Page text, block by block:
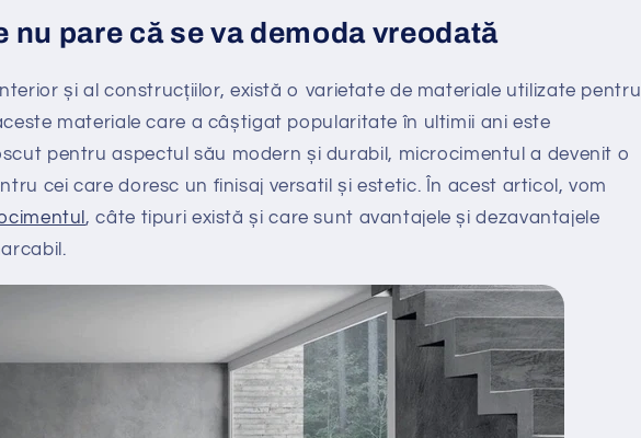
nu pare că se va demoda vreodată
și al construcțiilor, există o varietate de materiale utilizate pentru
materiale care a câștigat popularitate în ultimii ani este
pentru aspectul său modern și durabil, microcimentul a devenit o
cei care doresc un finisaj versatil și estetic. În acest articol, vom
, câte tipuri există și care sunt avantajele și dezavantajele